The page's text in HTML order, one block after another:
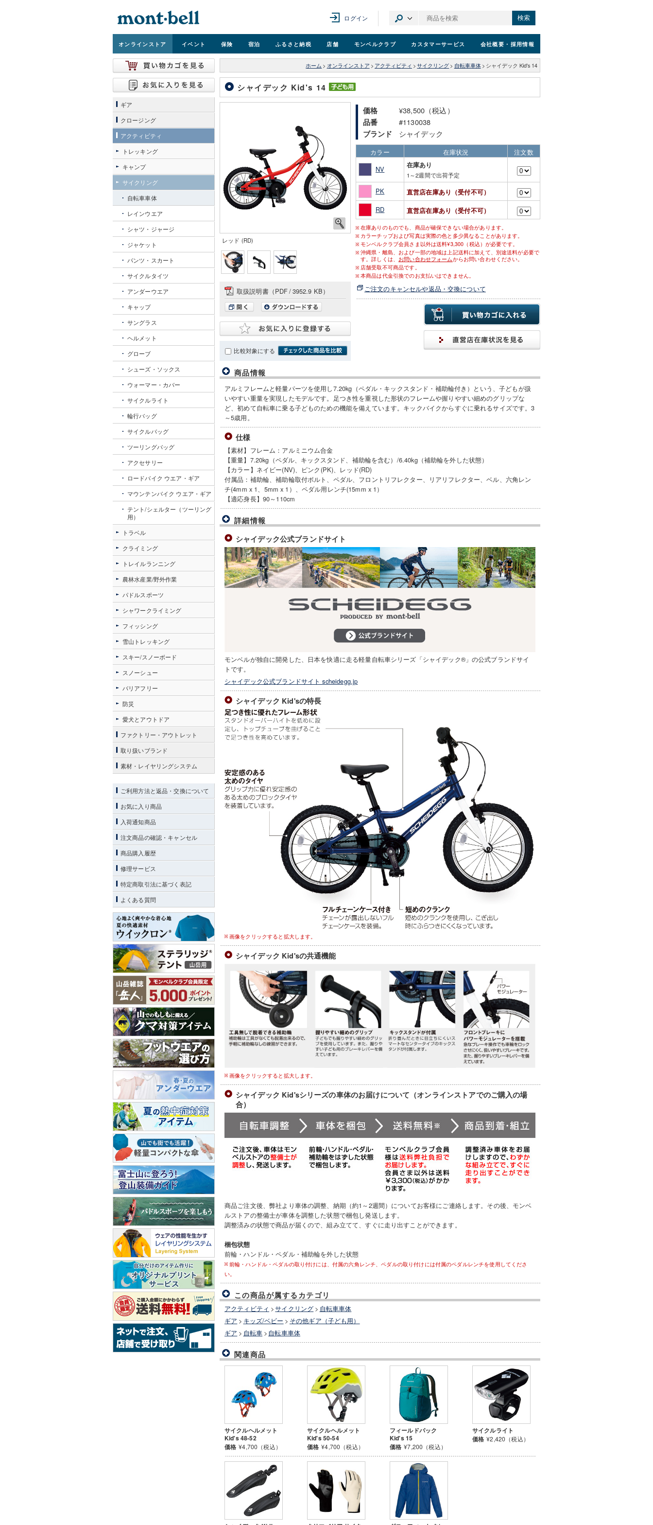
ログイン 検索
オンラインストア イベント 保険 宿泊 ふるさと納税 店舗 モンベルクラブ カスタマーサービス 会社概要 ・採用情報
ホーム > オンラインストア > アクティビティ > サイクリング > 自転車車体 > シャイデック Kid's 14
シャイデック Kid's 14
レッド (RD)
取扱説明書（PDF/3952.9 KB）
比較対象にする
価格 ¥38,500（税込）
品番 #1130038
ブランド シャイデック
カラー 在庫状況
注文数
NV
在庫あり
1～2週間で出荷予定
PK 直営店在庫あり（受付不可）
RD 直営店在庫あり（受付不可）
在庫ありのものでも、商品が確保できない場合があります。
カラーチップおよび写真は実際の色と多少異なることがあります。
モンベルクラブ会員さま以外は送料¥3,300（税込）が必要です。
沖縄県・離島、および一部の地域は上記送料に加えて、別途送料が必要で
す。詳しくは、 お問い合わせフォームからお問い合わせください。
店舗受取不可商品です。
本商品は代金引換でのお支払いはできません。
ご注文のキャンセルや返品・交換について
商品情報
アルミフレームと軽量パーツを使用し7.20kg（ペダル・キックスタンド・補助輪付き）という、子どもが扱
いやすい重量を実現したモデルです。足つき性を重視した形状のフレームや握りやすい細めのグリップな
ど、初めて自転車に乗る子どものための機能を備えています。キックバイクからすぐに乗れるサイズです。3
～5歳用。
仕様
【素材】フレーム：アルミニウム合金
【重量】7.20kg（ペダル、キックスタンド、補助輪を含む）/6.40kg（補助輪を外した状態）
【カラー】ネイビー(NV)、ピンク(PK)、レッド(RD)
付属品：補助輪、補助輪取付ボルト、ペダル、フロントリフレクター、リアリフレクター、ベル、六角レン
チ(4mm x 1、5mm x 1）、ペダル用レンチ(15mm x 1）
【適応身長】90～110cm
詳細情報
シャイデック公式ブランドサイト
モンベルが独自に開発した、日本を快適に走る軽量自転車シリーズ「シャイデック®」の公式ブランドサイ
トです。
シャイデック公式ブランドサイト scheidegg.jp
シャイデック Kid'sの特長
画像をクリックすると拡大します。
シャイデック Kid'sの共通機能
画像をクリックすると拡大します。
シャイデック Kid'sシリーズの車体のお届けについて（オンラインストアでのご購入の場
合）
商品ご注文後、弊社より車体の調整、納期（約1～2週間）についてお客様にご連絡します。その後、モンベ
ルストアの整備士が車体を調整した状態で梱包し発送します。
調整済みの状態で商品が届くので、組み立てて、すぐに走り出すことができます。
梱包状態
前輪・ハンドル・ペダル・補助輪を外した状態
前輪・ハンドル・ペダルの取り付けには、付属の六角レンチ、ペダルの取り付けには付属のペダルレンチを使用してくださ
い。
この商品が属するカテゴリ
アクティビティ >サイクリング > 自転車車体
ギア > キッズ/ベビー > その他ギア（子ども用）
ギア > 自転車 > 自転車車体
関連商品
サイクルヘルメット
Kid's 48-52
価格 ¥4,700（税込）
サイクルヘルメット
Kid's 50-54
価格 ¥4,700（税込）
フィールドパック
Kid's 15
価格 ¥7,200（税込）
サイクルライト
価格 ¥2,420（税込）
ギア
クロージング
アクティビティ
トレッキング
キャンプ
サイクリング
自転車車体
レインウエア
シャツ・ジャージ
ジャケット
パンツ・スカート
サイクルタイツ
アンダーウエア
キャップ
サングラス
ヘルメット
グローブ
シューズ・ソックス
ウォーマー・カバー
サイクルライト
輪行バッグ
サイクルバッグ
ツーリングバッグ
アクセサリー
ロードバイク ウエア・ギア
マウンテンバイク ウエア・ギア
テント/シェルター（ツーリング
用）
トラベル
クライミング
トレイルランニング
農林水産業/野外作業
パドルスポーツ
シャワークライミング
フィッシング
雪山トレッキング
スキー/スノーボード
スノーシュー
バリアフリー
防災
愛犬とアウトドア
ファクトリー・アウトレット
取り扱いブランド
素材・レイヤリングシステム
ご利用方法と返品・交換について
お気に入り商品
入荷通知商品
注文商品の確認・キャンセル
商品購入履歴
修理サービス
特定商取引法に基づく表記
よくある質問